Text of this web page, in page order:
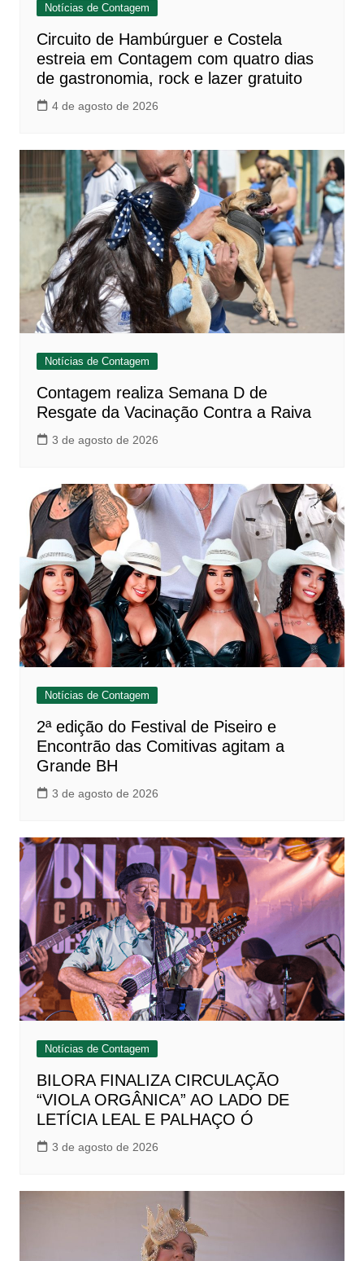
Notícias de Contagem
Circuito de Hambúrguer e Costela
estreia em Contagem com quatro dias
de gastronomia, rock e lazer gratuito
4 de agosto de 2026
Notícias de Contagem
Contagem realiza Semana D de
Resgate da Vacinação Contra a Raiva
3 de agosto de 2026
Notícias de Contagem
2ª edição do Festival de Piseiro e
Encontrão das Comitivas agitam a
Grande BH
3 de agosto de 2026
Notícias de Contagem
BILORA FINALIZA CIRCULAÇÃO
“VIOLA ORGÂNICA” AO LADO DE
LETÍCIA LEAL E PALHAÇO Ó
3 de agosto de 2026